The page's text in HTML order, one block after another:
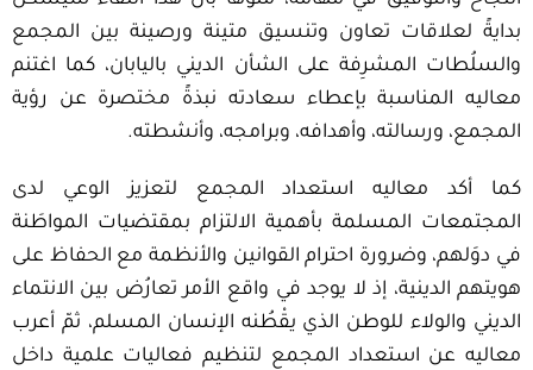
بدايةً لعلاقات تعاون وتنسيق متينة ورصينة بين المجمع
والسلُطات المشرِفة على الشأن الديني باليابان، كما اغتنم
معاليه المناسبة بإعطاء سعادته نبذةً مختصرة عن رؤية
المجمع، ورسالته، وأهدافه، وبرامجه، وأنشطته.
كما أكد معاليه استعداد المجمع لتعزيز الوعي لدى
المجتمعات المسلمة بأهمية الالتزام بمقتضيات المواطَنة
في دوَلهم، وضرورة احترام القوانين والأنظمة مع الحفاظ على
هويتهم الدينية، إذ لا يوجد في واقع الأمر تعارُض بين الانتماء
الديني والولاء للوطن الذي يقْطُنه الإنسان المسلم، ثمّ أعرب
معاليه عن استعداد المجمع لتنظيم فعاليات علمية داخل